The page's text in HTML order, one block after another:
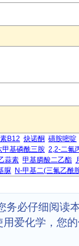
B12 炔诺酮 磺胺嘧啶
甲基磷酰三胺 2,2-二氟
蒜素 甲基膦酸二乙酯
脲 N-甲基二(三氟乙酰
务必仔细阅读
爱化学，您